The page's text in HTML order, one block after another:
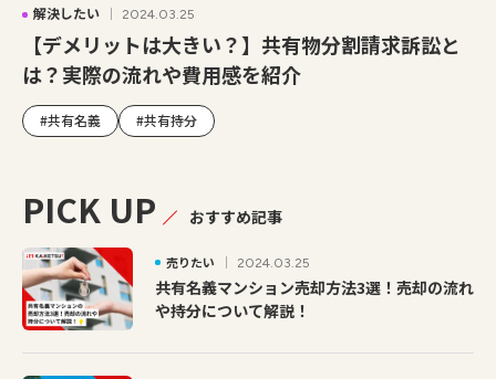
解決したい 2024.03.25
【デメリットは大きい？】共有物分割請求訴訟と
は？実際の流れや費用感を紹介
#共有名義 #共有持分
PICK UP おすすめ記事
売りたい 2024.03.25
共有名義マンション売却方法3選！売却の流れ
や持分について解説！